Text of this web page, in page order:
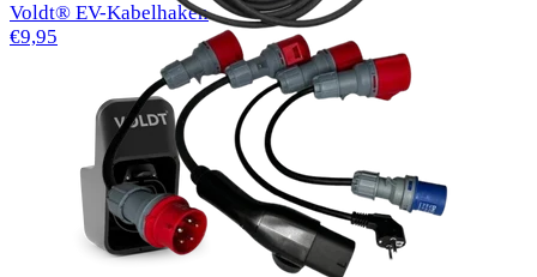
Voldt® EV-Kabelhaken
€9,95